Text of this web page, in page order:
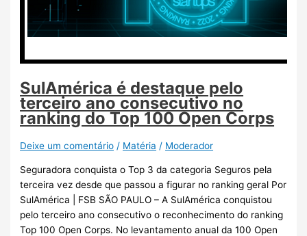
SulAmérica é destaque pelo
terceiro ano consecutivo no
ranking do Top 100 Open Corps
Deixe um comentário / Matéria / Moderador
Seguradora conquista o Top 3 da categoria Seguros pela
terceira vez desde que passou a figurar no ranking geral Por
SulAmérica | FSB SÃO PAULO – A SulAmérica conquistou
pelo terceiro ano consecutivo o reconhecimento do ranking
Top 100 Open Corps. No levantamento anual da 100 Open